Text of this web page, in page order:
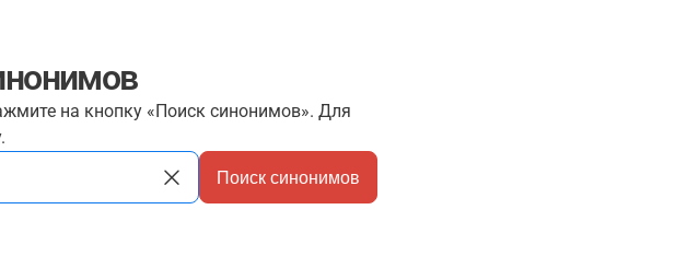
на кнопку «Поиск синонимов». Для
Поиск синонимов